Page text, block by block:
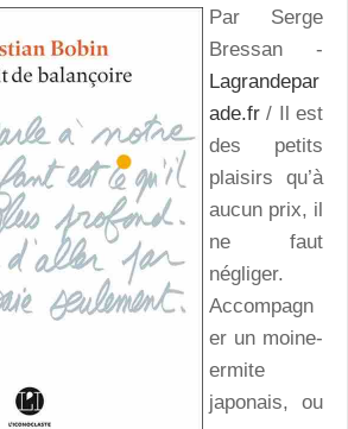
Par Serge
Bressan -
Lagrandepar
ade.fr / Il est
des petits
plaisirs qu’à
aucun prix, il
ne faut
négliger.
Accompagn
er un moine-
ermite
japonais, ou